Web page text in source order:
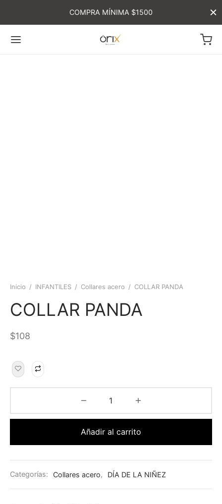
COMPRA MÍNIMA $1500
Inicio / INFANTILES / Collares acero / COLLAR PANDA
COLLAR PANDA
$108
Añadir al carrito
Categorías: Collares acero, DÍA DE LA NIÑEZ